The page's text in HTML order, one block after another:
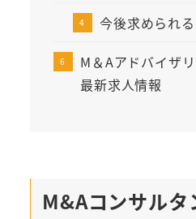
今後求められ
M＆Aアドバイザ
最新求人情報
M&Aコンサルタ